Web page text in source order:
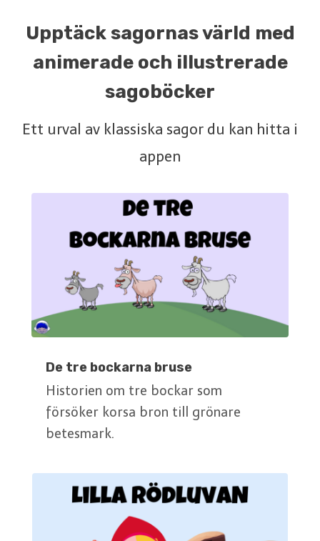
Upptäck sagornas värld med
animerade och illustrerade
sagoböcker
Ett urval av klassiska sagor du kan hitta i
appen
De tre bockarna bruse
Historien om tre bockar som
försöker korsa bron till grönare
betesmark.